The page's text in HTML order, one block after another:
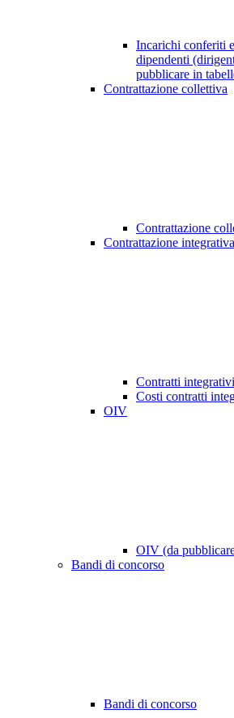
Incarichi conferiti
dipendenti
pubblicare in
Contrattazione collettiva
Contrattazione
Contrattazione integrativa
Contratti integrativi
Costi contratti
OIV
OIV (da
Bandi di concorso
Bandi di concorso